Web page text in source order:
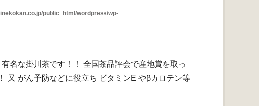
public_html/wordpress/wp-
名な掛川茶です！！ 全国茶品評会で産地賞を取っ
又 がん予防などに役立ち ビタミンE やβカロテン等